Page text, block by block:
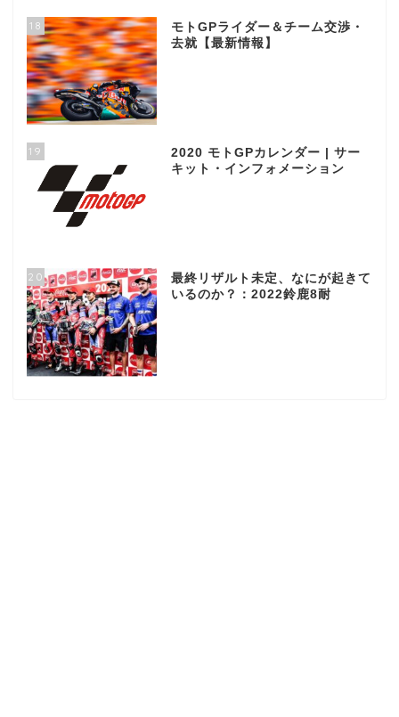
18
モトGPライダー＆チーム交渉・
去就【最新情報】
19
2020 モトGPカレンダー | サー
キット・インフォメーション
20
最終リザルト未定、なにが起きて
いるのか？：2022鈴鹿8耐